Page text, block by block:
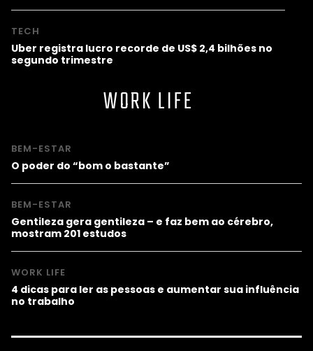
TECH
Uber registra lucro recorde de US$ 2,4 bilhões no
segundo trimestre
WORK LIFE
BEM-ESTAR
O poder do “bom o bastante”
BEM-ESTAR
Gentileza gera gentileza – e faz bem ao cérebro,
mostram 201 estudos
WORK LIFE
4 dicas para ler as pessoas e aumentar sua influência
no trabalho